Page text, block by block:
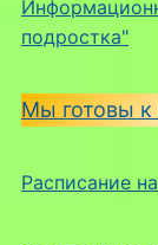
подростка"
Мы готовы к
Расписание